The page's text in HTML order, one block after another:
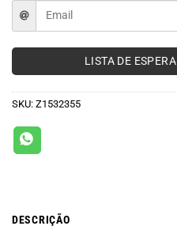
LISTA DE ESPERA
SKU: Z1532355
DESCRIÇÃO